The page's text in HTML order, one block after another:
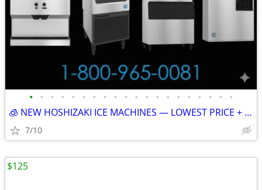
• • • • • • • • • • • • • • • • • • • •
🧊 NEW HOSHIZAKI ICE MACHINES — LOWEST PRICE + FREE SHIPPING 🧊 29201
7/10
$125